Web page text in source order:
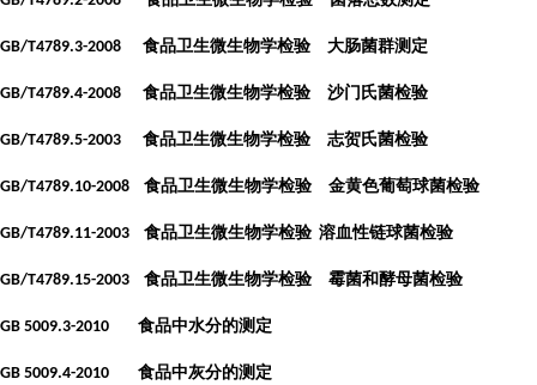
GB/T4789.3-2008 食品卫生微生物学检验 大肠菌群测定
GB/T4789.4-2008 食品卫生微生物学检验 沙门氏菌检验
GB/T4789.5-2003 食品卫生微生物学检验 志贺氏菌检验
GB/T4789.10-2008 食品卫生微生物学检验 金黄色葡萄球菌检验
GB/T4789.11-2003 食品卫生微生物学检验 溶血性链球菌检验
GB/T4789.15-2003 食品卫生微生物学检验 霉菌和酵母菌检验
GB 5009.3-2010 食品中水分的测定
GB 5009.4-2010 食品中灰分的测定